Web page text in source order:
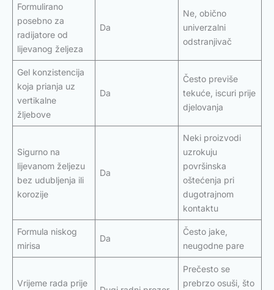
Formulirano
posebno za
radijatore od
lijevanog željeza
Da
Ne, obično
univerzalni
odstranjivač
Gel konzistencija
koja prianja uz
vertikalne
žljebove
Da
Često previše
tekuće, iscuri prije
djelovanja
Sigurno na
lijevanom željezu
bez udubljenja ili
korozije
Da
Neki proizvodi
uzrokuju
površinska
oštećenja pri
dugotrajnom
kontaktu
Formula niskog
mirisa
Da
Često jake,
neugodne pare
Vrijeme rada prije
Prečesto se
prebrzo osuši, što